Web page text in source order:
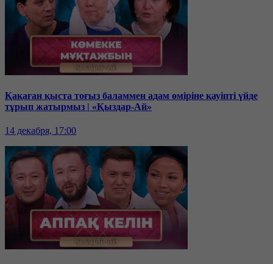
Қақаған қыста тоғыз баламмен адам өміріне қауіпті үйде
тұрып жатырмыз | «Қыздар-Ай»
14 декабря, 17:00